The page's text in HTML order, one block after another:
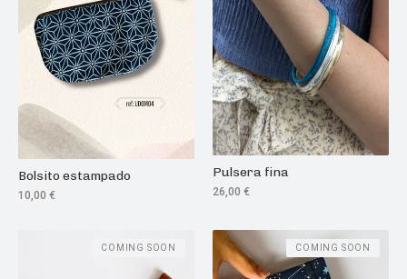
Bolsito estampado
10,00 €
Pulsera fina
26,00 €
COMING SOON COMING SOON